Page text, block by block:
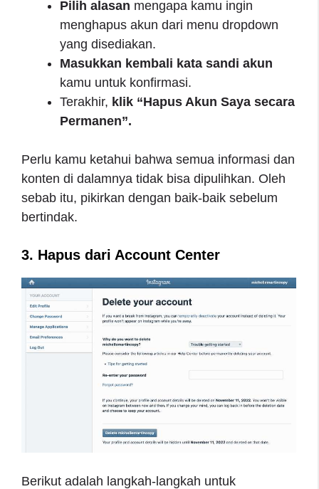
Pilih alasan mengapa kamu ingin
menghapus akun dari menu dropdown
yang disediakan.
Masukkan kembali kata sandi akun
kamu untuk konfirmasi.
Terakhir, klik “Hapus Akun Saya secara
Permanen”.
Perlu kamu ketahui bahwa semua informasi dan
konten di dalamnya tidak bisa dipulihkan. Oleh
sebab itu, pikirkan dengan baik-baik sebelum
bertindak.
3. Hapus dari Account Center
Berikut adalah langkah-langkah untuk